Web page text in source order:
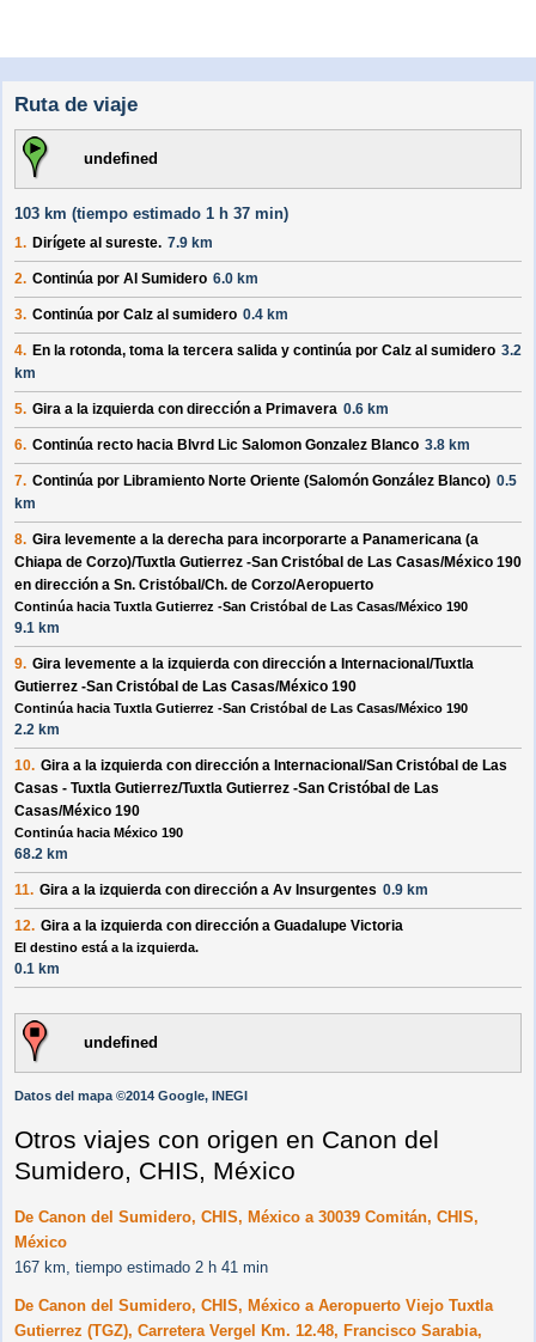
Ruta de viaje
undefined
103 km (tiempo estimado 1 h 37 min)
1. Dirígete al sureste. 7.9 km
2. Continúa por Al Sumidero 6.0 km
3. Continúa por Calz al sumidero 0.4 km
4. En la rotonda, toma la tercera salida y continúa por Calz al sumidero 3.2
km
5. Gira a la izquierda con dirección a Primavera 0.6 km
6. Continúa recto hacia Blvrd Lic Salomon Gonzalez Blanco 3.8 km
7. Continúa por Libramiento Norte Oriente (Salomón González Blanco) 0.5
km
8. Gira levemente a la derecha para incorporarte a Panamericana (a
Chiapa de Corzo)/Tuxtla Gutierrez -San Cristóbal de Las Casas/México 190
en dirección a Sn. Cristóbal/Ch. de Corzo/Aeropuerto
Continúa hacia Tuxtla Gutierrez -San Cristóbal de Las Casas/México 190
9.1 km
9. Gira levemente a la izquierda con dirección a Internacional/Tuxtla
Gutierrez -San Cristóbal de Las Casas/México 190
Continúa hacia Tuxtla Gutierrez -San Cristóbal de Las Casas/México 190
2.2 km
10. Gira a la izquierda con dirección a Internacional/San Cristóbal de Las
Casas - Tuxtla Gutierrez/Tuxtla Gutierrez -San Cristóbal de Las
Casas/México 190
Continúa hacia México 190
68.2 km
11. Gira a la izquierda con dirección a Av Insurgentes 0.9 km
12. Gira a la izquierda con dirección a Guadalupe Victoria
El destino está a la izquierda.
0.1 km
undefined
Datos del mapa ©2014 Google, INEGI
Otros viajes con origen en Canon del
Sumidero, CHIS, México
De Canon del Sumidero, CHIS, México a 30039 Comitán, CHIS,
México
167 km, tiempo estimado 2 h 41 min
De Canon del Sumidero, CHIS, México a Aeropuerto Viejo Tuxtla
Gutierrez (TGZ), Carretera Vergel Km. 12.48, Francisco Sarabia,